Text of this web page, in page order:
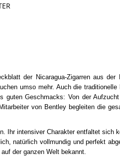
der Nicaragua-Zigarren aus der
umso mehr. Auch die traditionelle
Geschmacks: Von der
von Bentley begleiten die
Ihr intensiver Charakter entfaltet sich
natürlich vollmundig und perfekt
der ganzen Welt bekannt.